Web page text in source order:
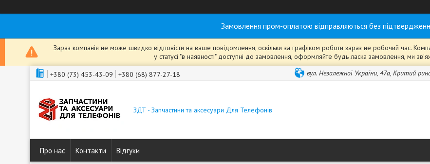
Замовлення пром-оплатою відправляються без
Зараз компанія не може швидко відповісти на ваше повідомлення, оскільки за графіком роботи зараз не робочий час.
у статусі "в наявності" доступні до замовлення, оформляйте будь ласка замовлення, ми
+380 (73) 453-43-09 +380 (68) 877-27-18 вул. Незалежної України, 47а, Критий
ЗДТ - Запчастини та аксесуари Для Телефонів
Про нас Контакти Відгуки